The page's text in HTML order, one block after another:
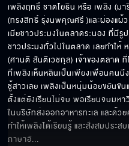
เพลิงฤทธิ์ ชาตโยธิน หรือ เพลิง (ม
(ทรงสิทธิ์ รุ่งนพคุณศรี )และผ่องแผ้
เมียชาวประมงในตลาดระนอง ที่มี
ชาวประมงทั่วไปในตลาด เลยทำใ
(ศานติ สันติเวชกุล) เจ้าของตลาด
ที่เพลิงเห็นหลินเป็นเพียงเพื่อนคนนึ
ชู้สาวเลย เพลิงเป็นหนุ่มน้อยขยันขั
ตั้งแต่ยังเรียนไม่จบ พอเรียนจบมห
ในบริษัทส่งออกอาหารทะเล และด้
ทำให้เพลิงได้เรียนรู้ และสั่งสมประ
ภาษาอั...